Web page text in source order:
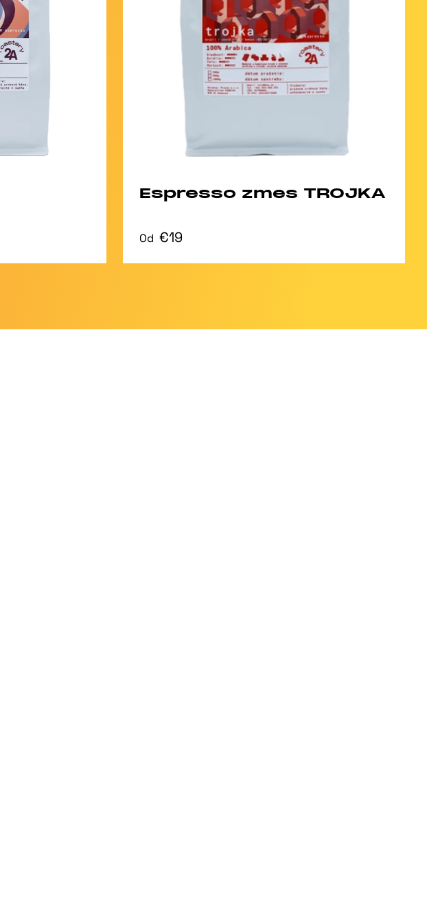
Espresso zmes TROJKA
Od €19